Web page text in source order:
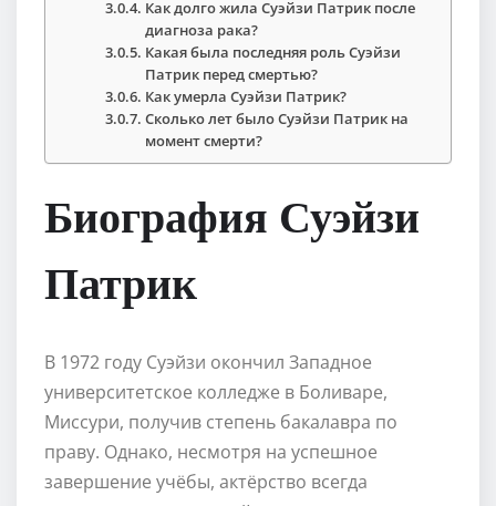
Как долго жила Суэйзи Патрик после
диагноза рака?
Какая была последняя роль Суэйзи
Патрик перед смертью?
Как умерла Суэйзи Патрик?
Сколько лет было Суэйзи Патрик на
момент смерти?
Биография Суэйзи
Патрик
В 1972 году Суэйзи окончил Западное
университетское колледже в Боливаре,
Миссури, получив степень бакалавра по
праву. Однако, несмотря на успешное
завершение учёбы, актёрство всегда